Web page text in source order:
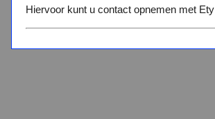
Hiervoor kunt u contact opnemen met